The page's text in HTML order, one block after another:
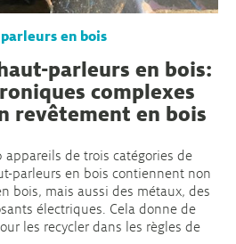
en bois
parleurs en bois:
complexes
revêtement en bois
appareils de trois catégories de
parleurs en bois contiennent non
bois, mais aussi des métaux, des
électriques. Cela donne de
les recycler dans les règles de